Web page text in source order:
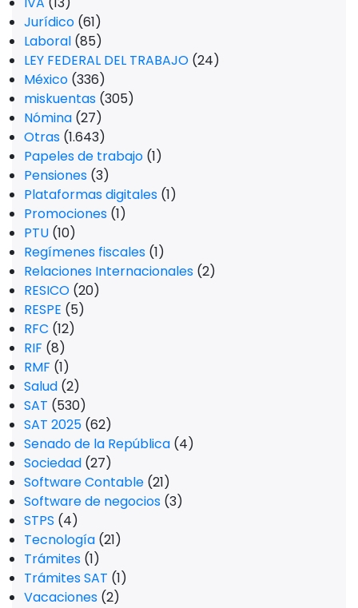
Jurídico (61)
Laboral (85)
LEY FEDERAL DEL TRABAJO (24)
México (336)
miskuentas (305)
Nómina (27)
Otras (1.643)
Papeles de trabajo (1)
Pensiones (3)
Plataformas digitales (1)
Promociones (1)
PTU (10)
Regímenes fiscales (1)
Relaciones Internacionales (2)
RESICO (20)
RESPE (5)
RFC (12)
RIF (8)
RMF (1)
Salud (2)
SAT (530)
SAT 2025 (62)
Senado de la República (4)
Sociedad (27)
Software Contable (21)
Software de negocios (3)
STPS (4)
Tecnología (21)
Trámites (1)
Trámites SAT (1)
Vacaciones (2)